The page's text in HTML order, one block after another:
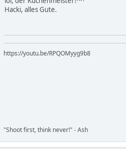
Hacki, alles Gute.
https://youtu.be/RPQOMyyg9b8
"Shoot first, think never!" - Ash